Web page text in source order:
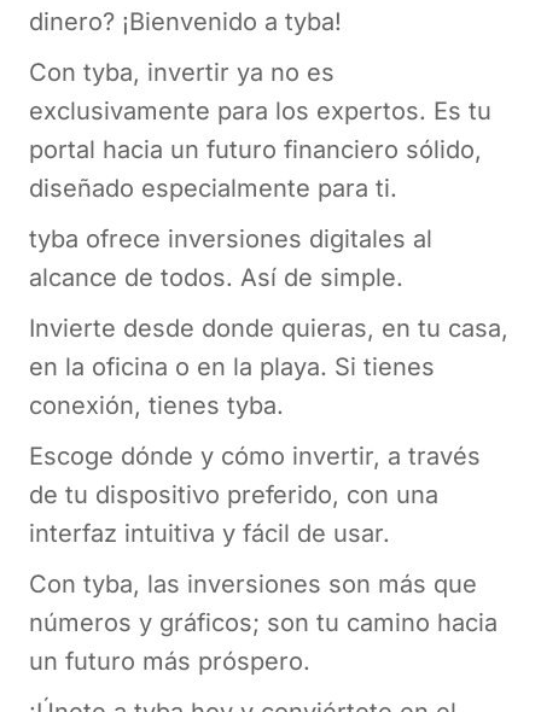
dinero? ¡Bienvenido a tyba!
Con tyba, invertir ya no es
exclusivamente para los expertos. Es tu
portal hacia un futuro financiero sólido,
diseñado especialmente para ti.
tyba ofrece inversiones digitales al
alcance de todos. Así de simple.
Invierte desde donde quieras, en tu casa,
en la oficina o en la playa. Si tienes
conexión, tienes tyba.
Escoge dónde y cómo invertir, a través
de tu dispositivo preferido, con una
interfaz intuitiva y fácil de usar.
Con tyba, las inversiones son más que
números y gráficos; son tu camino hacia
un futuro más próspero.